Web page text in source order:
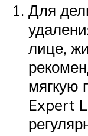
Для
лице,
мягкую
Expert